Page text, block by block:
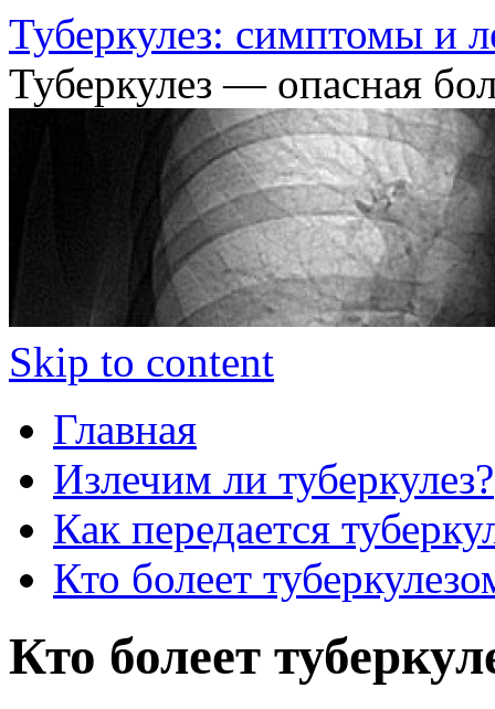
Туберкулез: симптомы и
Туберкулез — опасная
Skip to content
Главная
Излечим ли туберкулез?
Как передается
Кто болеет
Кто болеет